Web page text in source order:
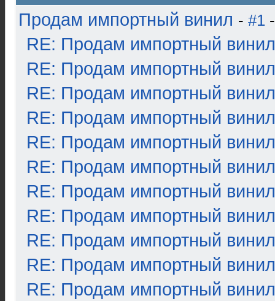
Продам импортный винил - #1
RE: Продам импортный винил
RE: Продам импортный винил
RE: Продам импортный винил
RE: Продам импортный винил
RE: Продам импортный винил
RE: Продам импортный винил
RE: Продам импортный винил
RE: Продам импортный винил
RE: Продам импортный винил
RE: Продам импортный винил
RE: Продам импортный винил